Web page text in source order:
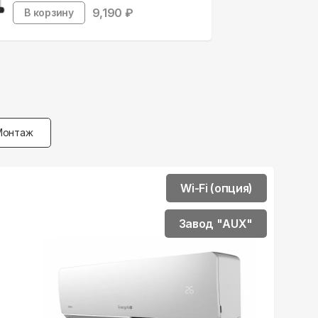
В корзину 9,190 ₽
Wi-Fi (опция)
Завод "AUX"